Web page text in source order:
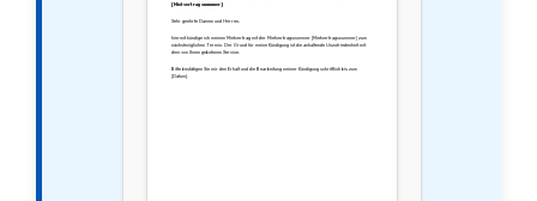
[Mietvertragsnummer]
Sehr geehrte Damen und Herren,
hiermit kündige ich meinen Mietvertrag mit der Mietvertragsnummer [Mietvertragsnummer] zum
nächstmöglichen Termin. Der Grund für meine Kündigung ist die anhaltende Unzufriedenheit mit
dem von Ihnen gebotenen Service.
Bitte bestätigen Sie mir den Erhalt und die Bearbeitung meiner Kündigung schriftlich bis zum
[Datum].